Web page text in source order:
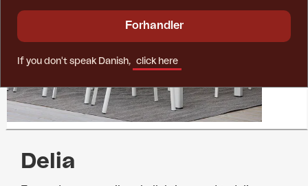
Delia
Forhandler
If you don't speak Danish, click here